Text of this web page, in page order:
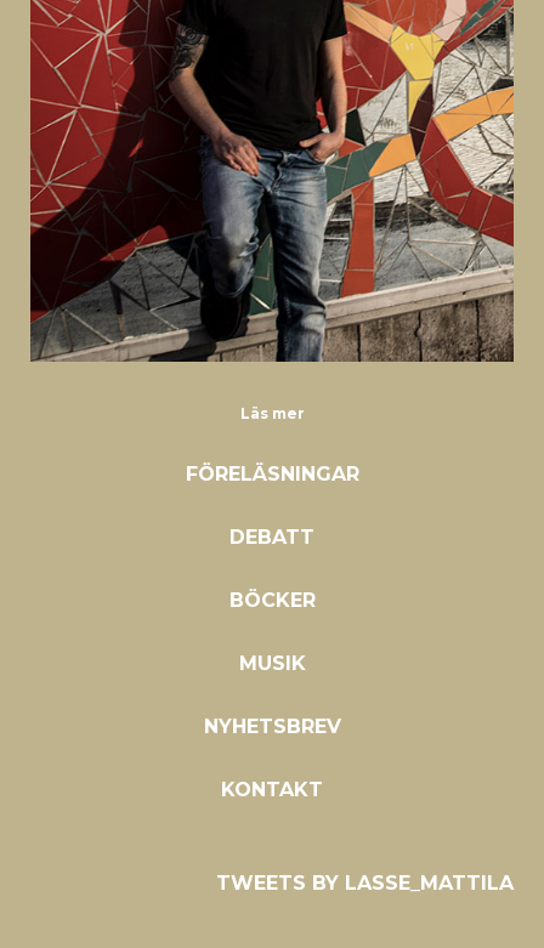
Läs mer
FÖRELÄSNINGAR
DEBATT
BÖCKER
MUSIK
NYHETSBREV
KONTAKT
TWEETS BY LASSE_MATTILA